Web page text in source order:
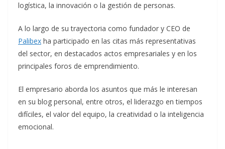
logística, la innovación o la gestión de personas.
A lo largo de su trayectoria como fundador y CEO de
Palibex ha participado en las citas más representativas
del sector, en destacados actos empresariales y en los
principales foros de emprendimiento.
El empresario aborda los asuntos que más le interesan
en su blog personal, entre otros, el liderazgo en tiempos
difíciles, el valor del equipo, la creatividad o la inteligencia
emocional.